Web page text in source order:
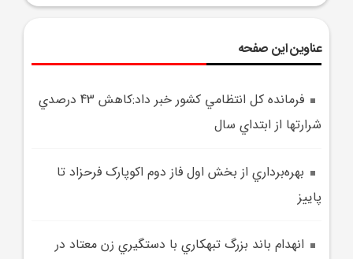
عناوین این صفحه
فرمانده کل انتظامي کشور خبر داد:کاهش 43 درصدي
شرارتها از ابتداي سال
بهره‌برداري از بخش اول فاز دوم اکوپارک فرحزاد تا
پاييز
انهدام باند بزرگ تبهکاري با دستگيري زن معتاد در